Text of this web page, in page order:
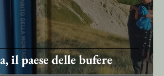
il paese delle bufere